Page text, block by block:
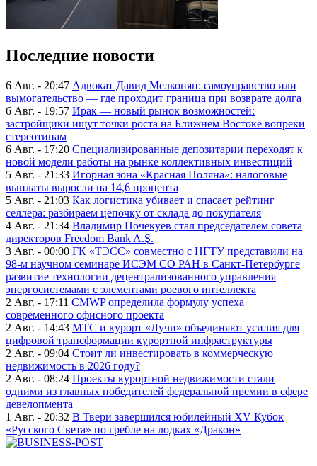
Последние новости
6 Авг. - 20:47 Адвокат Давид Мелконян: самоуправство или
вымогательство — где проходит граница при возврате долга
6 Авг. - 19:57 Ирак — новый рынок возможностей:
застройщики ищут точки роста на Ближнем Востоке вопреки
стереотипам
6 Авг. - 17:20 Специализированные депозитарии переходят к
новой модели работы на рынке коллективных инвестиций
5 Авг. - 21:33 Игорная зона «Красная Поляна»: налоговые
выплаты выросли на 14,6 процента
5 Авг. - 21:03 Как логистика убивает и спасает рейтинг
селлера: разбираем цепочку от склада до покупателя
4 Авг. - 21:34 Владимир Почекуев стал председателем совета
директоров Freedom Bank A.Ş.
3 Авг. - 00:00 ГК «ТЭСС» совместно с НГТУ представили на
98-м научном семинаре ИСЭМ СО РАН в Санкт-Петербурге
развитие технологии децентрализованного управления
энергосистемами с элементами роевого интеллекта
2 Авг. - 17:11 CMWP определила формулу успеха
современного офисного проекта
2 Авг. - 14:43 МТС и курорт «Лучи» объединяют усилия для
цифровой трансформации курортной инфраструктуры
2 Авг. - 09:04 Стоит ли инвестировать в коммерческую
недвижимость в 2026 году?
2 Авг. - 08:24 Проекты курортной недвижимости стали
одними из главных победителей федеральной премии в сфере
девелопмента
1 Авг. - 20:32 В Твери завершился юбилейный XV Кубок
«Русского Света» по гребле на лодках «Дракон»